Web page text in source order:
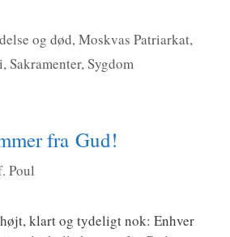
og død,Moskvas Patriarkat,
, Sakramenter, Sygdom
fra Gud!
Poul
klart og tyde­ligt nok: Enhver